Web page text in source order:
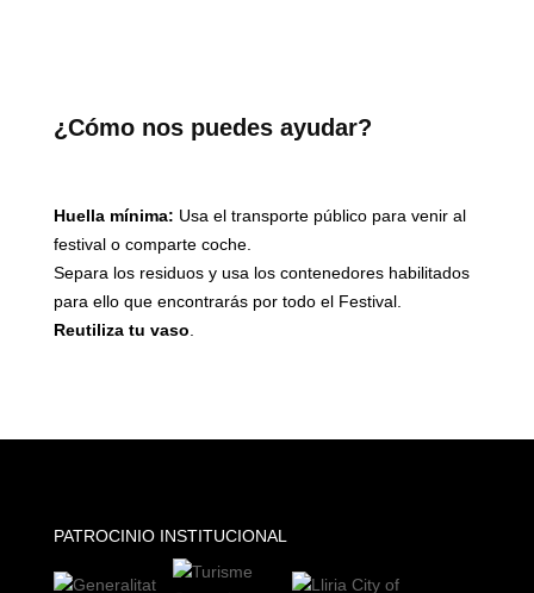
¿Cómo nos puedes ayudar?
Huella mínima: Usa el transporte público para venir al
festival o comparte coche.
Separa los residuos y usa los contenedores habilitados
para ello que encontrarás por todo el Festival.
Reutiliza tu vaso
PATROCINIO INSTITUCIONAL